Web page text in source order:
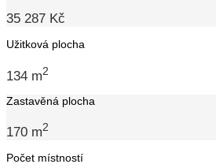
35 287 Kč
Užitková plocha
134 m2
Zastavěná plocha
170 m2
Počet místností